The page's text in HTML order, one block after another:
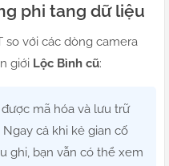
phi tang dữ liệu
so với các dòng camera
giới Lộc Bình cũ:
mã hóa và lưu trữ
cả khi kẻ gian cố
ghi, bạn vẫn có thể xem